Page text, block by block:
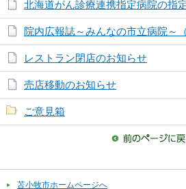
北海道がん診療連携指定病院の指
院内広報誌～みんなの市立病院～
レストラン閉店のお知らせ
売店移動のお知らせ
ご意見箱
苫小牧市ホームページへ